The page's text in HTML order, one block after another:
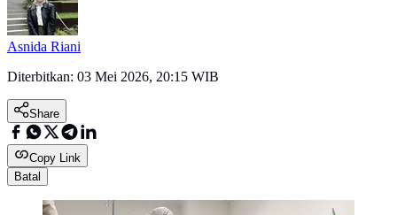
Asnida Riani
Diterbitkan: 03 Mei 2026, 20:15 WIB
Share
Copy Link
Batal